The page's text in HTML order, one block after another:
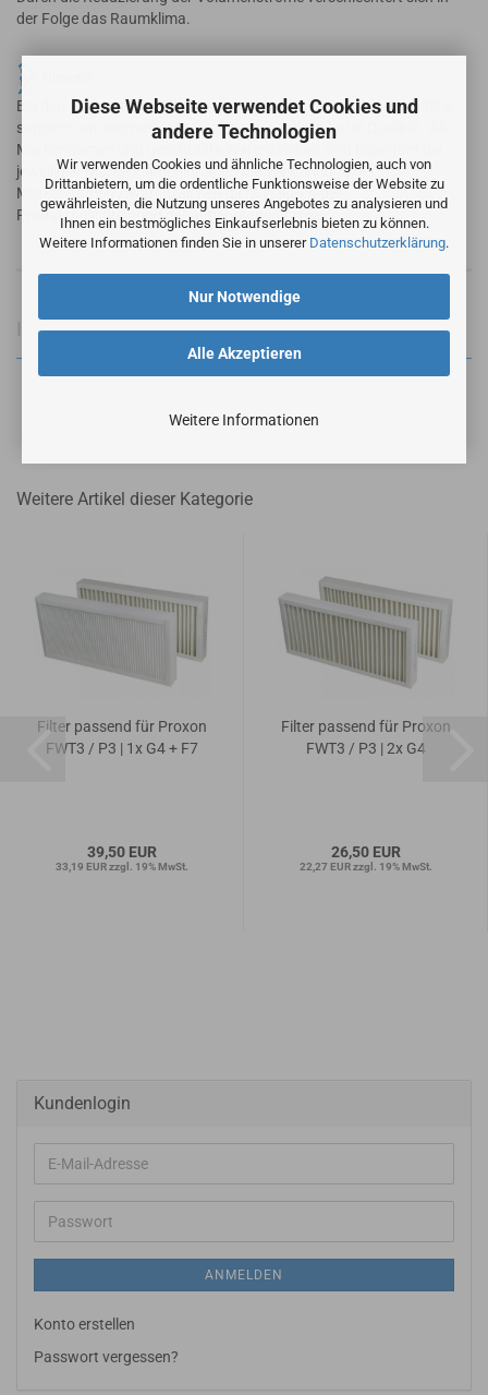
Diese Webseite verwendet Cookies und
andere Technologien
Wir verwenden Cookies und ähnliche Technologien, auch von
Drittanbietern, um die ordentliche Funktionsweise der Website zu
gewährleisten, die Nutzung unseres Angebotes zu analysieren und
Ihnen ein bestmögliches Einkaufserlebnis bieten zu können.
Weitere Informationen finden Sie in unserer Datenschutzerklärung.
Alle Akzeptieren
Nur Notwendige
Weitere Informationen
der Folge das Raumklima.
Bei den angebotenen Filtern handelt es sich nicht um Originalfilter
sondern um alternative Ersatzfilter in vergleichbarer Qualität. Alle
Markennamen und geschützte Warenzeichen sind Eigentum der
jeweiligen Markennameninhaber. Die Verwendung der
Markennamen / Warenzeichen dient lediglich der
Produktbeschreibung der angebotenen Artikel.
Informationen zur Produktsicherheit
Weitere Artikel dieser Kategorie
Filter passend für Proxon
FWT3 / P3 | 1x G4 + F7
39,50 EUR
33,19 EUR zzgl. 19% MwSt.
Filter passend für Proxon
FWT3 / P3 | 2x G4
26,50 EUR
22,27 EUR zzgl. 19% MwSt.
Kundenlogin
E-
Mail-
Adresse
Passwort
ANMELDEN
Konto erstellen
Passwort vergessen?